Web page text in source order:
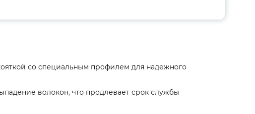
со специальным профилем для надежного
волокон, что продлевает срок службы